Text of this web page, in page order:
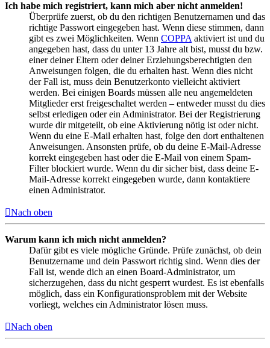
Ich habe mich registriert, kann mich aber nicht anmelden!
Überprüfe zuerst, ob du den richtigen Benutzernamen und das
richtige Passwort eingegeben hast. Wenn diese stimmen, dann
gibt es zwei Möglichkeiten. Wenn COPPA aktiviert ist und du
angegeben hast, dass du unter 13 Jahre alt bist, musst du bzw.
einer deiner Eltern oder deiner Erziehungsberechtigten den
Anweisungen folgen, die du erhalten hast. Wenn dies nicht
der Fall ist, muss dein Benutzerkonto vielleicht aktiviert
werden. Bei einigen Boards müssen alle neu angemeldeten
Mitglieder erst freigeschaltet werden – entweder musst du dies
selbst erledigen oder ein Administrator. Bei der Registrierung
wurde dir mitgeteilt, ob eine Aktivierung nötig ist oder nicht.
Wenn du eine E-Mail erhalten hast, folge den dort enthaltenen
Anweisungen. Ansonsten prüfe, ob du deine E-Mail-Adresse
korrekt eingegeben hast oder die E-Mail von einem Spam-
Filter blockiert wurde. Wenn du dir sicher bist, dass deine E-
Mail-Adresse korrekt eingegeben wurde, dann kontaktiere
einen Administrator.
Nach oben
Warum kann ich mich nicht anmelden?
Dafür gibt es viele mögliche Gründe. Prüfe zunächst, ob dein
Benutzername und dein Passwort richtig sind. Wenn dies der
Fall ist, wende dich an einen Board-Administrator, um
sicherzugehen, dass du nicht gesperrt wurdest. Es ist ebenfalls
möglich, dass ein Konfigurationsproblem mit der Website
vorliegt, welches ein Administrator lösen muss.
Nach oben